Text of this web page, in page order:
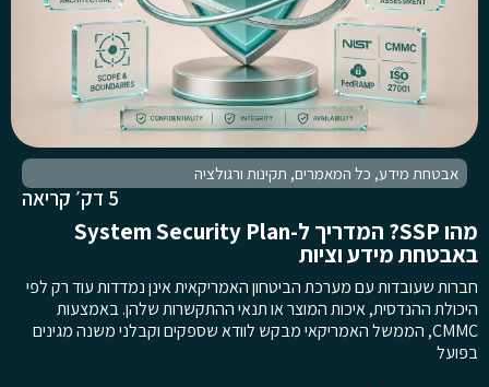
אבטחת מידע, כל המאמרים, תקינות ורגולציה
5 דק׳ קריאה
מהו SSP? המדריך ל-System Security Plan
באבטחת מידע וציות
חברות שעובדות עם מערכת הביטחון האמריקאית אינן נמדדות עוד רק לפי
היכולת ההנדסית, איכות המוצר או תנאי ההתקשרות שלהן. באמצעות
CMMC, הממשל האמריקאי מבקש לוודא שספקים וקבלני משנה מגינים
בפועל